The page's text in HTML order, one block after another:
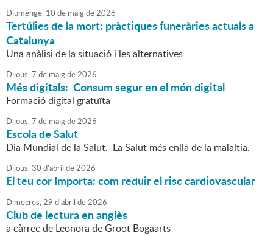
Diumenge, 10 de maigde2026
Tertúlies de la mort: pràctiques funeràries actuals a
Catalunya
Una anàlisi de la situació i les alternatives
Dijous,7 de maigde2026
Més digitals: Consum segur en el món digital
Formació digital gratuïta
Dijous,7 de maigde2026
Escola de Salut
Dia Mundial de la Salut. La Salut més enllà de la malaltia.
Dijous,30 d'abril de2026
El teu cor Importa: com reduir el risc cardiovascular
Dimecres,29 d'abril de2026
Club de lectura en anglès
a càrrec de Leonora de Groot Bogaarts